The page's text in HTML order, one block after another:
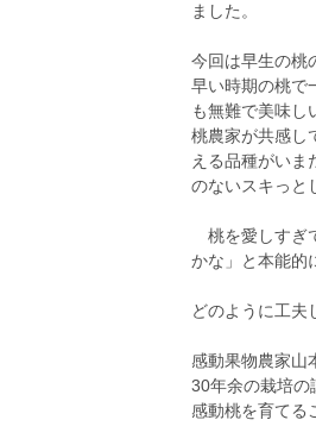
ました。
今回は早生の桃
早い時期の桃で
も無難で美味し
桃農家が共感し
える品種がいま
のないスキっと
桃を愛しすぎ
かな」と本能的
どのように工夫
感動果物農家山
30年余の栽培の
感動桃を育てる